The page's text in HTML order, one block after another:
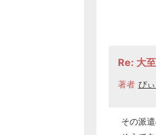
Re: 大
著者 ぴ
その派遣